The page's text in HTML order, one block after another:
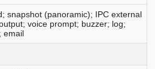
snapshot (panoramic); IPC external
voice prompt; buzzer; log;
email